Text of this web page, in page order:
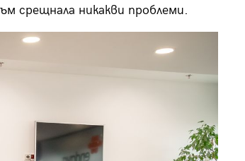
срещнала никакви проблеми.